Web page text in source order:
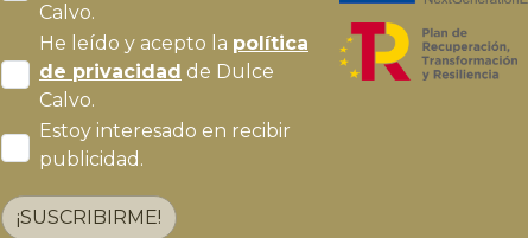
Calvo.
He leído y acepto la política
de privacidad de Dulce
Calvo.
Estoy interesado en recibir
publicidad.
¡SUSCRIBIRME!